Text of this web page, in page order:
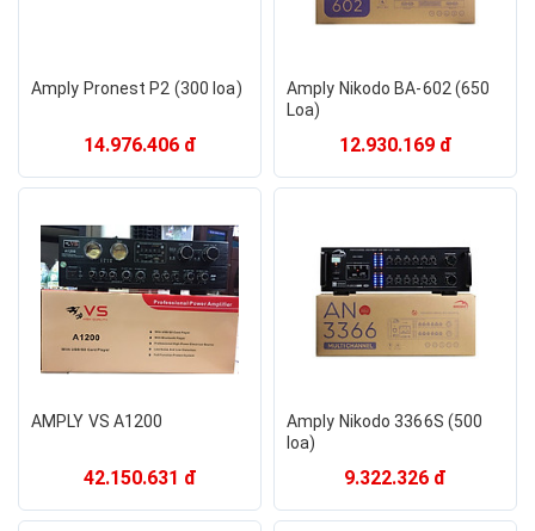
Amply Pronest P2 (300 loa)
14.976.406 đ
Amply Nikodo BA-602 (650
Loa)
12.930.169 đ
AMPLY VS A1200
42.150.631 đ
Amply Nikodo 3366S (500
loa)
9.322.326 đ